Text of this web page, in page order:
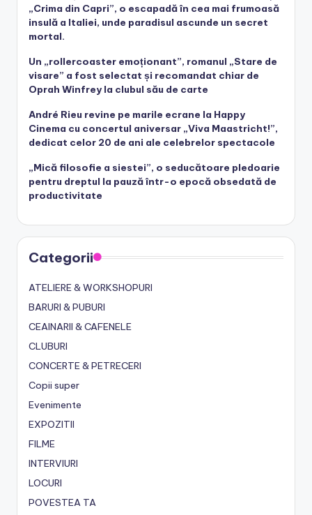
„Crima din Capri”, o escapadă în cea mai frumoasă
insulă a Italiei, unde paradisul ascunde un secret
mortal.
Un „rollercoaster emoționant”, romanul „Stare de
visare” a fost selectat și recomandat chiar de
Oprah Winfrey la clubul său de carte
André Rieu revine pe marile ecrane la Happy
Cinema cu concertul aniversar „Viva Maastricht!”,
dedicat celor 20 de ani ale celebrelor spectacole
„Mică filosofie a siestei”, o seducătoare pledoarie
pentru dreptul la pauză într-o epocă obsedată de
productivitate
Categorii
ATELIERE & WORKSHOPURI
BARURI & PUBURI
CEAINARII & CAFENELE
CLUBURI
CONCERTE & PETRECERI
Copii super
Evenimente
EXPOZITII
FILME
INTERVIURI
LOCURI
POVESTEA TA